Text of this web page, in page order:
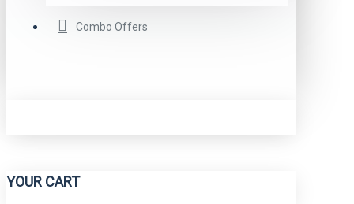
Combo Offers
YOUR CART